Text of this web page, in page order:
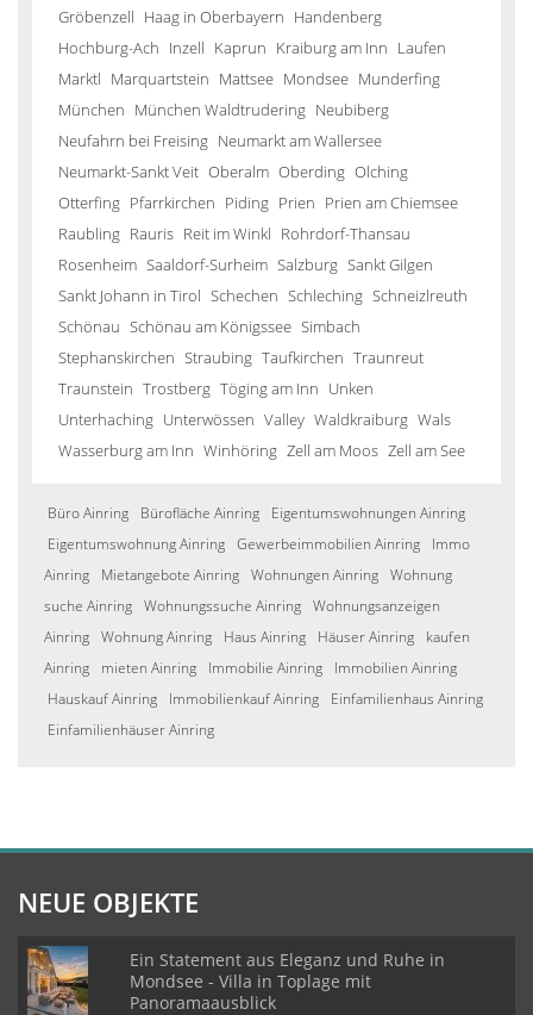
Gröbenzell Haag in Oberbayern Handenberg
Hochburg-Ach Inzell Kaprun Kraiburg am Inn Laufen
Marktl Marquartstein Mattsee Mondsee Munderfing
München München Waldtrudering Neubiberg
Neufahrn bei Freising Neumarkt am Wallersee
Neumarkt-Sankt Veit Oberalm Oberding Olching
Otterfing Pfarrkirchen Piding Prien Prien am Chiemsee
Raubling Rauris Reit im Winkl Rohrdorf-Thansau
Rosenheim Saaldorf-Surheim Salzburg Sankt Gilgen
Sankt Johann in Tirol Schechen Schleching Schneizlreuth
Schönau Schönau am Königssee Simbach
Stephanskirchen Straubing Taufkirchen Traunreut
Traunstein Trostberg Töging am Inn Unken
Unterhaching Unterwössen Valley Waldkraiburg Wals
Wasserburg am Inn Winhöring Zell am Moos Zell am See
Büro Ainring Bürofläche Ainring
Eigentumswohnungen Ainring
Eigentumswohnung Ainring Gewerbeimmobilien Ainring
Immo
Ainring
Mietangebote Ainring Wohnungen Ainring Wohnung
suche Ainring Wohnungssuche Ainring Wohnungsanzeigen
Ainring Wohnung Ainring Haus Ainring Häuser Ainring
kaufen
Ainring
mieten Ainring Immobilie Ainring
Immobilien Ainring
Hauskauf Ainring
Immobilienkauf Ainring
Einfamilienhaus Ainring
Einfamilienhäuser Ainring
NEUE OBJEKTE
Ein Statement aus Eleganz und Ruhe in
Mondsee - Villa in Toplage mit
Panoramaausblick